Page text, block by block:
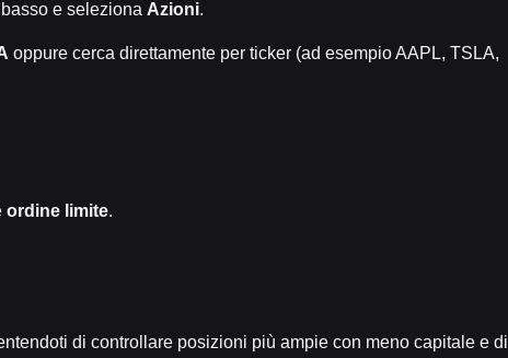
e seleziona Azioni.
oppure cerca direttamente per ticker (ad esempio AAPL, TSLA,
ordine limite.
di controllare posizioni più ampie con meno capitale e di